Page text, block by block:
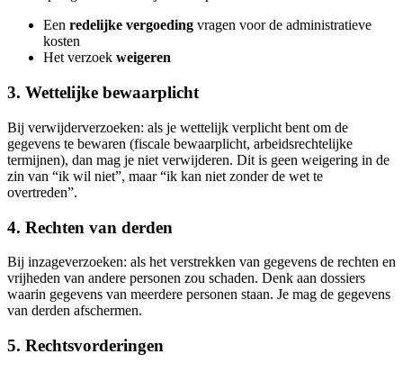
Een redelijke vergoeding vragen voor de administratieve
kosten
Het verzoek weigeren
3. Wettelijke bewaarplicht
Bij verwijderverzoeken: als je wettelijk verplicht bent om de
gegevens te bewaren (fiscale bewaarplicht, arbeidsrechtelijke
termijnen), dan mag je niet verwijderen. Dit is geen weigering in de
zin van “ik wil niet”, maar “ik kan niet zonder de wet te
overtreden”.
4. Rechten van derden
Bij inzageverzoeken: als het verstrekken van gegevens de rechten en
vrijheden van andere personen zou schaden. Denk aan dossiers
waarin gegevens van meerdere personen staan. Je mag de gegevens
van derden afschermen.
5. Rechtsvorderingen